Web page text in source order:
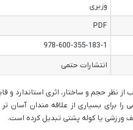
وزیری
PDF
978-600-355-183-1
انتشارات حتمی
نظر حجم و ساختار، اثری استاندارد و
را برای بسیاری از علاقه مندان آسان
ورزشی یا کوله پشتی تبدیل کرده است.